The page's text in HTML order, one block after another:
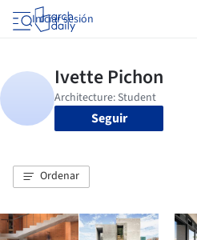
Iniciar sesión
Seguir
Ordenar